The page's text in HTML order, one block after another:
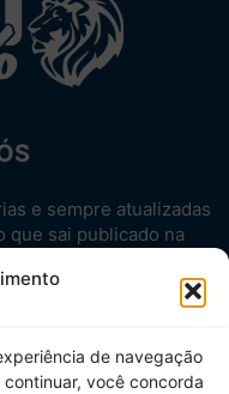
de navegação
você concorda
e sempre atualizadas
que sai publicado na
oficial.